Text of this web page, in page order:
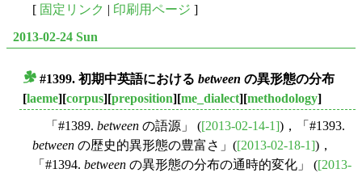
[ 固定リンク | 印刷用ページ ]
2013-02-24 Sun
#1399. 初期中英語における between の異形態の分布
[laeme][corpus][preposition][me_dialect][methodology]
「#1389. between の語源」 ([2013-02-14-1])，「#1393.
between の歴史的異形態の豊富さ」([2013-02-18-1])，
「#1394. between の異形態の分布の通時的変化」 ([2013-